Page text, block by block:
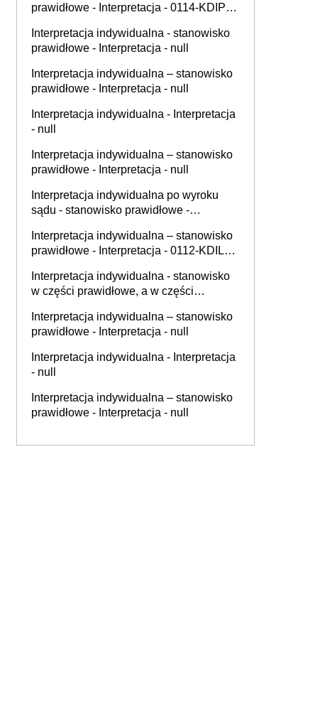
prawidłowe - Interpretacja - 0114-KDIP2-
Interpretacja indywidualna - stanowisko
prawidłowe - Interpretacja - null
Interpretacja indywidualna – stanowisko
prawidłowe - Interpretacja - null
Interpretacja indywidualna - Interpretacja
- null
Interpretacja indywidualna – stanowisko
prawidłowe - Interpretacja - null
Interpretacja indywidualna po wyroku
sądu - stanowisko prawidłowe -
Interpretacja indywidualna – stanowisko
prawidłowe - Interpretacja - 0112-KDIL1-
Interpretacja indywidualna - stanowisko
w części prawidłowe, a w części
KDIB1-3.4010.417.2025.2.ZK
Interpretacja indywidualna – stanowisko
prawidłowe - Interpretacja - null
Interpretacja indywidualna - Interpretacja
- null
Interpretacja indywidualna – stanowisko
prawidłowe - Interpretacja - null